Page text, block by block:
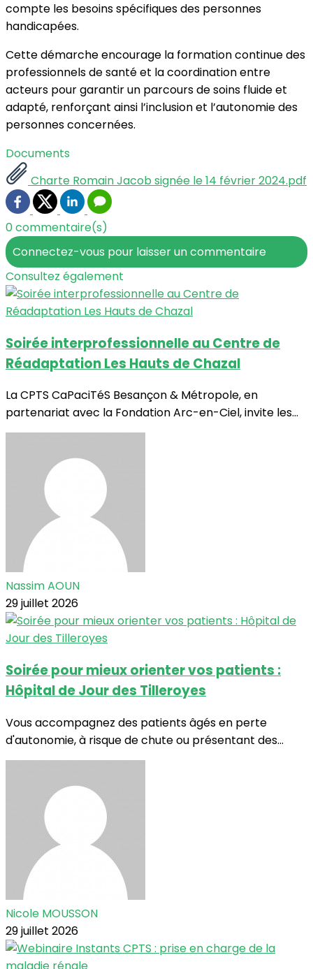
compte les besoins spécifiques des personnes
handicapées.
Cette démarche encourage la formation continue des
professionnels de santé et la coordination entre
acteurs pour garantir un parcours de soins fluide et
adapté, renforçant ainsi l’inclusion et l’autonomie des
personnes concernées.
Documents
Charte Romain Jacob signée le 14 février 2024.pdf
0 commentaire(s)
Connectez-vous pour laisser un commentaire
Consultez également
Soirée interprofessionnelle au Centre de
Réadaptation Les Hauts de Chazal
La CPTS CaPaciTéS Besançon & Métropole, en
partenariat avec la Fondation Arc-en-Ciel, invite les...
Nassim AOUN
29 juillet 2026
Soirée pour mieux orienter vos patients :
Hôpital de Jour des Tilleroyes
Vous accompagnez des patients âgés en perte
d'autonomie, à risque de chute ou présentant des...
Nicole MOUSSON
29 juillet 2026